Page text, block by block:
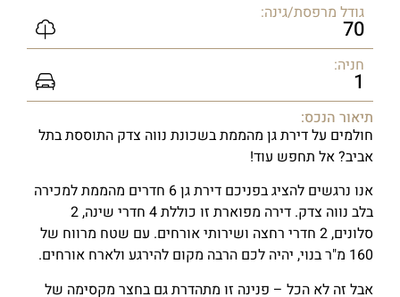
גודל מרפסת/גינה:
70
חניה:
1
תיאור הנכס:
חולמים על דירת גן מהממת בשכונת נווה צדק התוססת בתל
אביב? אל תחפש עוד!
אנו נרגשים להציג בפניכם דירת גן 6 חדרים מהממת למכירה
בלב נווה צדק. דירה מפוארת זו כוללת 4 חדרי שינה, 2
סלונים, 2 חדרי רחצה ושירותי אורחים. עם שטח מרווח של
160 מ"ר בנוי, יהיה לכם הרבה מקום להירגע ולארח אורחים.
אבל זה לא הכל – פנינה זו מתהדרת גם בחצר מקסימה של